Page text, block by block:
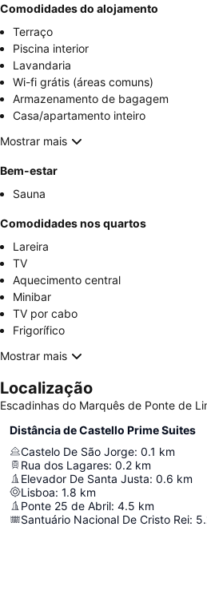
Comodidades do alojamento
Terraço
Piscina interior
Lavandaria
Wi-fi grátis (áreas comuns)
Armazenamento de bagagem
Casa/apartamento inteiro
Mostrar mais
Bem-estar
Sauna
Comodidades nos quartos
Lareira
TV
Aquecimento central
Minibar
TV por cabo
Frigorífico
Mostrar mais
Localização
Escadinhas do Marquês de Ponte de
Distância de Castello Prime Suites
Castelo De São Jorge: 0.1 km
Rua dos Lagares: 0.2 km
Elevador De Santa Justa: 0.6 km
Lisboa: 1.8 km
Ponte 25 de Abril: 4.5 km
Santuário Nacional De Cristo Rei: